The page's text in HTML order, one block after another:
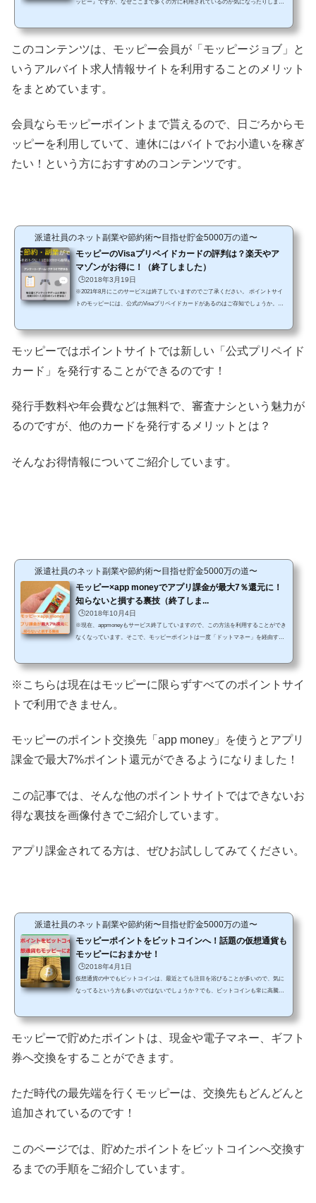
ッピー』ですが、なぜここまで多くの方に利用されているのか気になったりします
が、基本はどこも同じようなものですからね… にもかかわらず、これだけ多くの方
が登録しているということは、他のポイントサイトにはないモッピーだけの魅力が
このコンテンツは、モッピー会員が「モッピージョブ」と
いうアルバイト求人情報サイトを利用することのメリット
をまとめています。
会員ならモッピーポイントまで貰えるので、日ごろからモ
ッピーを利用していて、連休にはバイトでお小遣いを稼ぎ
たい！という方におすすめのコンテンツです。
派遣社員のネット副業や節約術〜目指せ貯金5000万の道〜
モッピーのVisaプリペイドカードの評判は？楽天やア
マゾンがお得に！（終了しました）
🕒️2018年3月19日
※2021年8月にこのサービスは終了していますのでご了承ください。 ポイントサイ
トのモッピーには、公式のVisaプリペイドカードがあるのはご存知でしょうか。業
力が必要になるわけですから、本当に必要なのかどうか考えてしまいますよ
モッピーではポイントサイトでは新しい「公式プリペイド
カード」を発行することができるのです！
発行手数料や年会費などは無料で、審査ナシという魅力が
るのですが、他のカードを発行するメリットとは？
そんなお得情報についてご紹介しています。
派遣社員のネット副業や節約術〜目指せ貯金5000万の道〜
モッピー×app moneyでアプリ課金が最大7％還元に！
知らないと損する裏技（終了しま...
🕒️2018年10月4日
※現在、appmoneyもサービス終了していますので、この方法を利用することができ
なくなっています。そこで、モッピーポイントは一度「ドットマネー」を経由する
先に『app money（アップマネー）』という新交換先が追加されたのはご存知でし
※こちらは現在はモッピーに限らずすべてのポイントサイ
トで利用できません。
モッピーのポイント交換先「app money」を使うとアプリ
課金で最大7%ポイント還元ができるようになりました！
この記事では、そんな他のポイントサイトではできないお
得な裏技を画像付きでご紹介しています。
アプリ課金されてる方は、ぜひお試ししてみてください。
派遣社員のネット副業や節約術〜目指せ貯金5000万の道〜
モッピーポイントをビットコインへ！話題の仮想通貨も
モッピーにおまかせ！
🕒️2018年4月1日
仮想通貨の中でもビットコインは、最近とても注目を浴びることが多いので、気に
なってるという方も多いのではないでしょうか？でも、ビットコインも常に高騰し
すが、ビットコインへも交換することができるのです！！もちろん、上場企業が運
モッピーで貯めたポイントは、現金や電子マネー、ギフト
券へ交換をすることができます。
ただ時代の最先端を行くモッピーは、交換先もどんどんと
追加されているのです！
このページでは、貯めたポイントをビットコインへ交換す
るまでの手順をご紹介しています。